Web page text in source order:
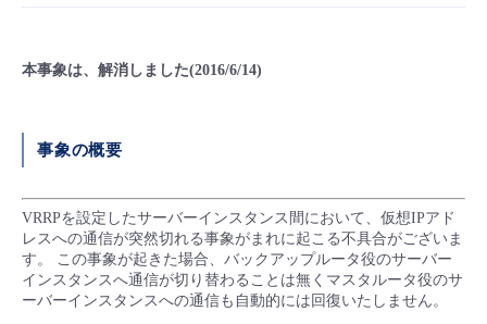
IoT
モニタリング/監査
管理機能
すべてのメニューを見る
ネットワーク
IoT
サポート
管理機能
データ利活用
クラウド/サーバー
IoT
モニタリング/監査
■ 管理機能
- 管理機能
■ セットアップガイド
- 新規お申し込み方法
- 初期設定・確認
- バックアップ
- データと分析
- IoT
故障/メンテナンス情報
故障/メンテナンス履歴
メンテナンス予定
販売パートナー向けプログラム
協業パートナー
トレーニング/操作動画
本事象は、解消しました(2016/6/14)
事象の概要
VRRPを設定したサーバーインスタンス間において、仮想IPアド
レスへの通信が突然切れる事象がまれに起こる不具合がございま
す。 この事象が起きた場合、バックアップルータ役のサーバー
インスタンスへ通信が切り替わることは無くマスタルータ役のサ
ーバーインスタンスへの通信も自動的には回復いたしません。